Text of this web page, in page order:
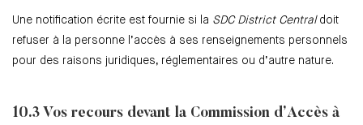
Une notification écrite est fournie si la SDC District Centraldoit
refuser à la personne l’accès à ses renseignements personnels
pour des raisons juridiques, réglementaires ou d’autre nature.
10.3 Vos recours devant la Commission d’Accès à